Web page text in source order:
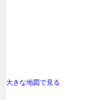
大きな地図で見る